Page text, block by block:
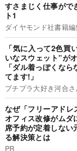
すさまじく仕事がで
ト1
ダイヤモンド社書籍
「気に入って2色買
いなスウェット”が
「ダル着っぽくな
てます!」
プチプラ大好き河合さ
なぜ「フリーアド
オフィス改修がムダ
席予約が定着しない
る解決策とは
PR